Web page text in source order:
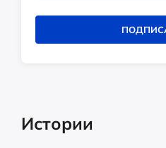
Истории